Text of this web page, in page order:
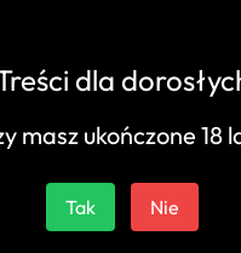
dla
masz ukończone 18
Tak Nie